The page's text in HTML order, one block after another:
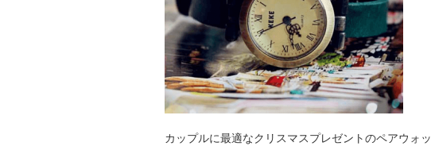
カップルに最適なクリスマスプレゼントのペアウォッ